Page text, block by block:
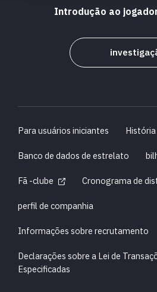
Introdução ao
Para usuários iniciantes
Banco de dados de estrelato
Fã -clube
Cronograma de
perfil de companhia
Informações sobre recrutamento
Declarações sobre a Lei de
Especificadas